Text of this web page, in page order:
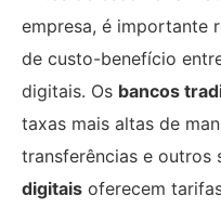
empresa, é importante
de custo-benefício
digitais. Os bancos
taxas mais altas de
transferências e outros
digitais oferecem